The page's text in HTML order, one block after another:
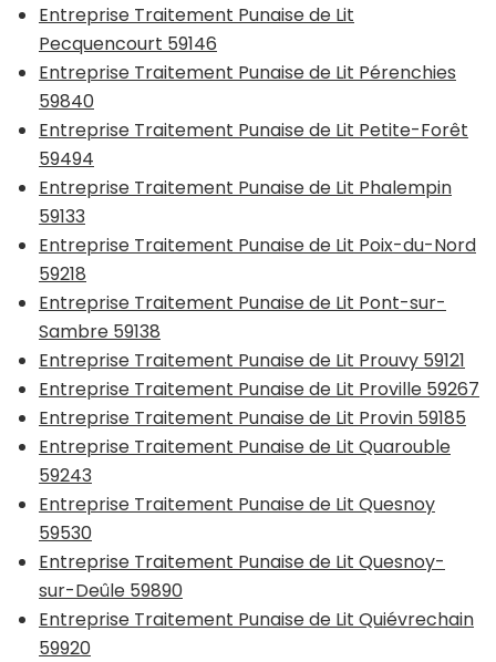
Entreprise Traitement Punaise de Lit
Pecquencourt 59146
Entreprise Traitement Punaise de Lit Pérenchies
59840
Entreprise Traitement Punaise de Lit Petite-Forêt
59494
Entreprise Traitement Punaise de Lit Phalempin
59133
Entreprise Traitement Punaise de Lit Poix-du-Nord
59218
Entreprise Traitement Punaise de Lit Pont-sur-
Sambre 59138
Entreprise Traitement Punaise de Lit Prouvy 59121
Entreprise Traitement Punaise de Lit Proville 59267
Entreprise Traitement Punaise de Lit Provin 59185
Entreprise Traitement Punaise de Lit Quarouble
59243
Entreprise Traitement Punaise de Lit Quesnoy
59530
Entreprise Traitement Punaise de Lit Quesnoy-
sur-Deûle 59890
Entreprise Traitement Punaise de Lit Quiévrechain
59920